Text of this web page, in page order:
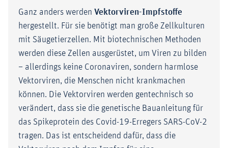
Ganz anders werden Vektorviren-Impfstoffe
hergestellt. Für sie benötigt man große Zellkulturen
mit Säugetierzellen. Mit biotechnischen Methoden
werden diese Zellen ausgerüstet, um Viren zu bilden
– allerdings keine Coronaviren, sondern harmlose
Vektorviren, die Menschen nicht krankmachen
können. Die Vektorviren werden gentechnisch so
verändert, dass sie die genetische Bauanleitung für
das Spikeprotein des Covid-19-Erregers SARS-CoV-2
tragen. Das ist entscheidend dafür, dass die